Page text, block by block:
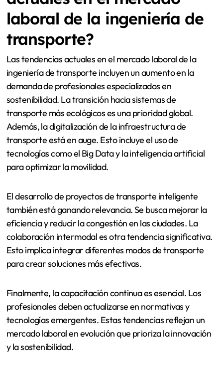
laboral de la ingeniería de
transporte?
Las tendencias actuales en el mercado laboral de la
ingeniería de transporte incluyen un aumento en la
demanda de profesionales especializados en
sostenibilidad. La transición hacia sistemas de
transporte más ecológicos es una prioridad global.
Además, la digitalización de la infraestructura de
transporte está en auge. Esto incluye el uso de
tecnologías como el Big Data y la inteligencia artificial
para optimizar la movilidad.
El desarrollo de proyectos de transporte inteligente
también está ganando relevancia. Se busca mejorar la
eficiencia y reducir la congestión en las ciudades. La
colaboración intermodal es otra tendencia significativa.
Esto implica integrar diferentes modos de transporte
para crear soluciones más efectivas.
Finalmente, la capacitación continua es esencial. Los
profesionales deben actualizarse en normativas y
tecnologías emergentes. Estas tendencias reflejan un
mercado laboral en evolución que prioriza la innovación
y la sostenibilidad.